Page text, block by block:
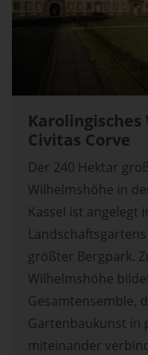
Civitas Corve
Der 240 Hektar
Wilhelmshöhe in
Kassel ist angelegt
größter Bergpark.
Wilhelmshöhe
Gesamtensemble,
Gartenbaukunst in
miteinander